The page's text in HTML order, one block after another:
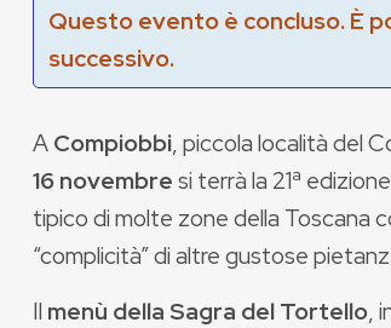
Questo evento è concluso. È
successivo.
ACompiobbi, piccola località del
16 novembresi terrà la 21ª
tipico di molte zone della Toscana
“complicità” di altre gustose
Il menù della Sagra del Tortello,